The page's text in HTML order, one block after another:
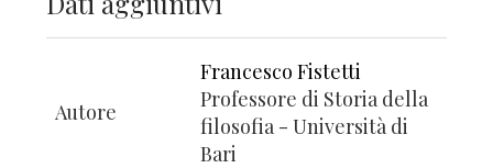
Autore
Francesco Fistetti
Professore di Storia della
filosofia - Università di
Bari